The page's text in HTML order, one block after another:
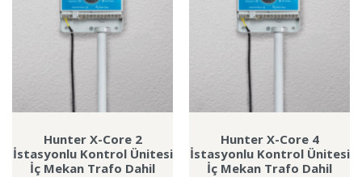
Hunter X-Core 2
İstasyonlu Kontrol Ünitesi
İç Mekan Trafo Dahil
Hunter X-Core 4
İstasyonlu Kontrol Ünitesi
İç Mekan Trafo Dahil